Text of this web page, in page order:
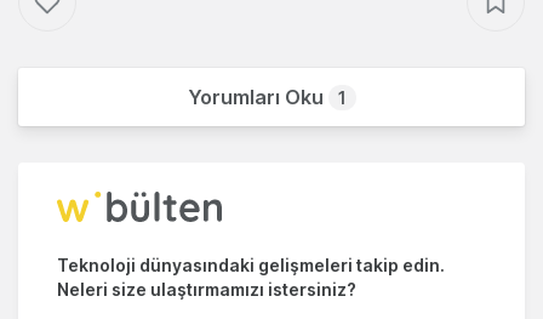
Yorumları Oku 1
Teknoloji dünyasındaki gelişmeleri takip edin.
Neleri size ulaştırmamızı istersiniz?